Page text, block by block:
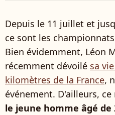
Depuis le 11 juillet et
ce sont les
Bien évidemment, Léon
récemment dévoilé sa
kilomètres de la France,
événement. D'ailleurs,
le jeune homme âgé